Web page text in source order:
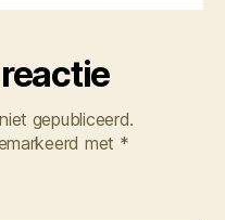
gepubliceerd.
met *